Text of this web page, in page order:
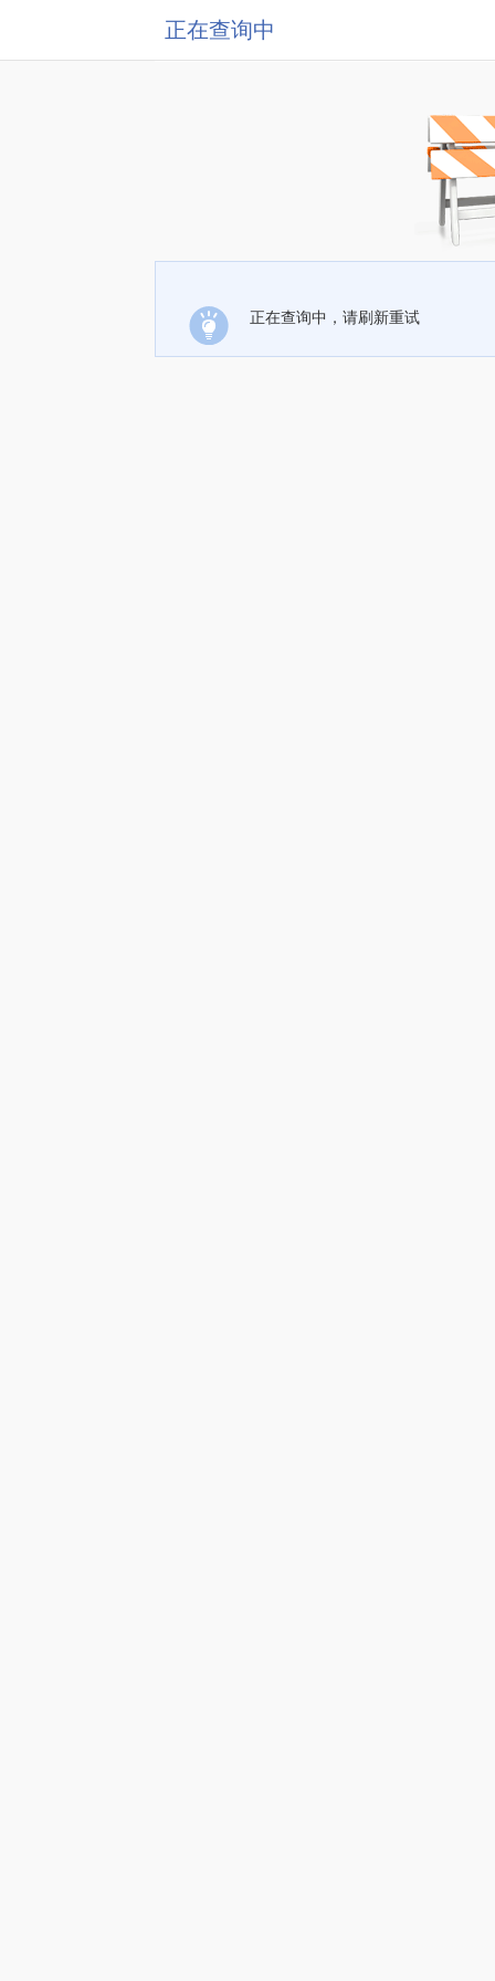
正在查询中
正在查询中，请刷新重试